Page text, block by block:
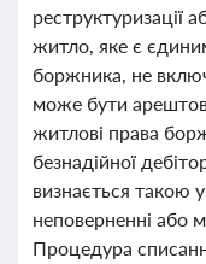
реструктуризації
житло, яке є
боржника, не
може бути
житлові права
безнадійної
визнається такою
неповерненні або
Процедура